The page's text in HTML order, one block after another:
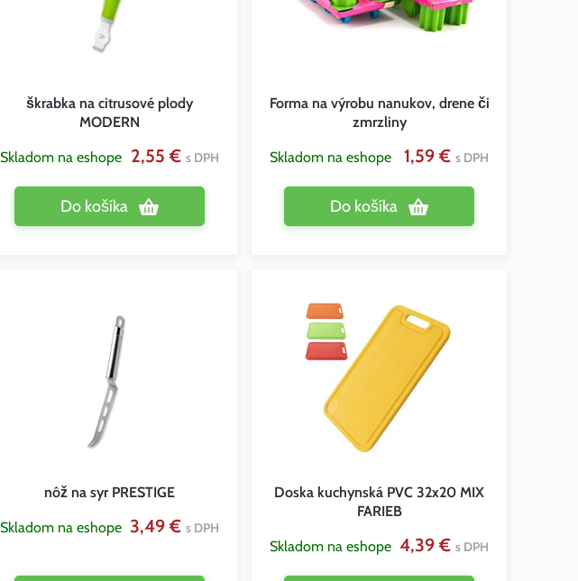
škrabka na citrusové plody
MODERN
Skladom na eshope 2,55 €s DPH
Do košíka
Forma na výrobu nanukov, drene či
zmrzliny
Skladom na eshope 1,59 €s DPH
Do košíka
nôž na syr PRESTIGE
Skladom na eshope 3,49 €s DPH
Doska kuchynská PVC 32x20 MIX
FARIEB
Skladom na eshope 4,39 €s DPH